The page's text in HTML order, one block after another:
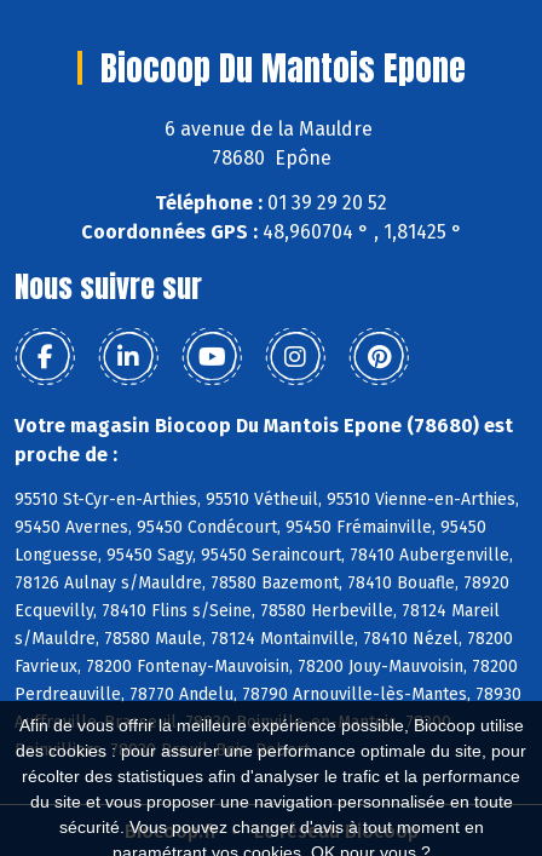
Afin de vous offrir la meilleure expérience possible, Biocoop utilise
des cookies : pour assurer une performance optimale du site, pour
récolter des statistiques afin d'analyser le trafic et la performance
du site et vous proposer une navigation personnalisée en toute
sécurité. Vous pouvez changer d'avis à tout moment en
Biocoop Du Mantois Epone
6 avenue de la Mauldre
78680 Epône
Téléphone : 01 39 29 20 52
Coordonnées GPS :48,960704 ° , 1,81425 °
Nous suivre sur
Votre magasin Biocoop Du Mantois Epone (78680) est
proche de :
95510 St-Cyr-en-Arthies, 95510 Vétheuil, 95510 Vienne-en-Arthies,
95450 Avernes, 95450 Condécourt, 95450 Frémainville, 95450
Longuesse, 95450 Sagy, 95450 Seraincourt, 78410 Aubergenville,
78126 Aulnay s/Mauldre, 78580 Bazemont, 78410 Bouafle, 78920
Ecquevilly, 78410 Flins s/Seine, 78580 Herbeville, 78124 Mareil
s/Mauldre, 78580 Maule, 78124 Montainville, 78410 Nézel, 78200
Favrieux, 78200 Fontenay-Mauvoisin, 78200 Jouy-Mauvoisin, 78200
Perdreauville, 78770 Andelu, 78790 Arnouville-lès-Mantes, 78930
Auffreville-Brasseuil, 78930 Boinville-en-Mantois, 78200
Boinvilliers, 78930 Breuil-Bois-Robert
Biocoop.fr
Le réseau Biocoop